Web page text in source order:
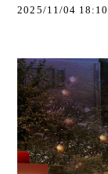
2025/11/04 18:10